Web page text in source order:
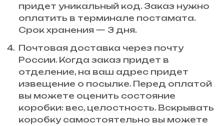
придет уникальный код. Заказ нужно
оплатить в терминале постамата.
Срок хранения — 3 дня.
Почтовая доставка через почту
России. Когда заказ придет в
отделение, на ваш адрес придет
извещение о посылке. Перед оплатой
вы можете оценить состояние
коробки: вес, целостность. Вскрывать
коробку самостоятельно вы можете